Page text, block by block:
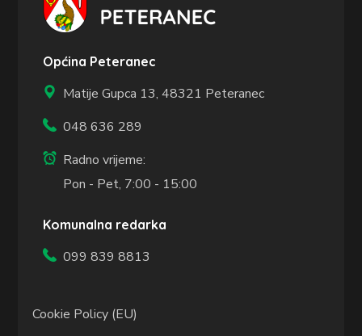
Općina Peteranec
Matije Gupca 13,48321 Peteranec
048 636 289
Radno vrijeme:
Pon - Pet, 7:00 - 15:00
Komunalna redarka
099 839 8813
Cookie Policy (EU)